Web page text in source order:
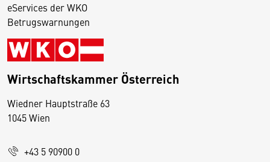
eServices der WKO
Betrugswarnungen
Wirtschaftskammer Österreich
Wiedner Hauptstraße 63
1045 Wien
+43 5 90900 0
D
s